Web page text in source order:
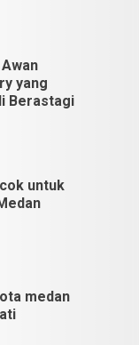
yang
Berastagi
untuk
medan